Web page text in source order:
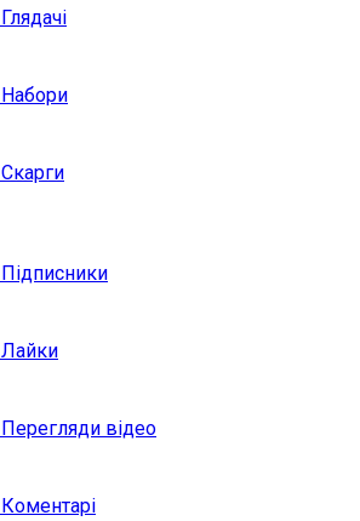
Глядачі
Набори
Скарги
Підписники
Лайки
Перегляди відео
Коментарі